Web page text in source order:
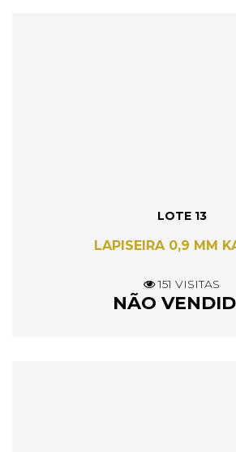
LOTE 13
LAPISEIRA 0,9 MM
151 VISITAS
NÃO